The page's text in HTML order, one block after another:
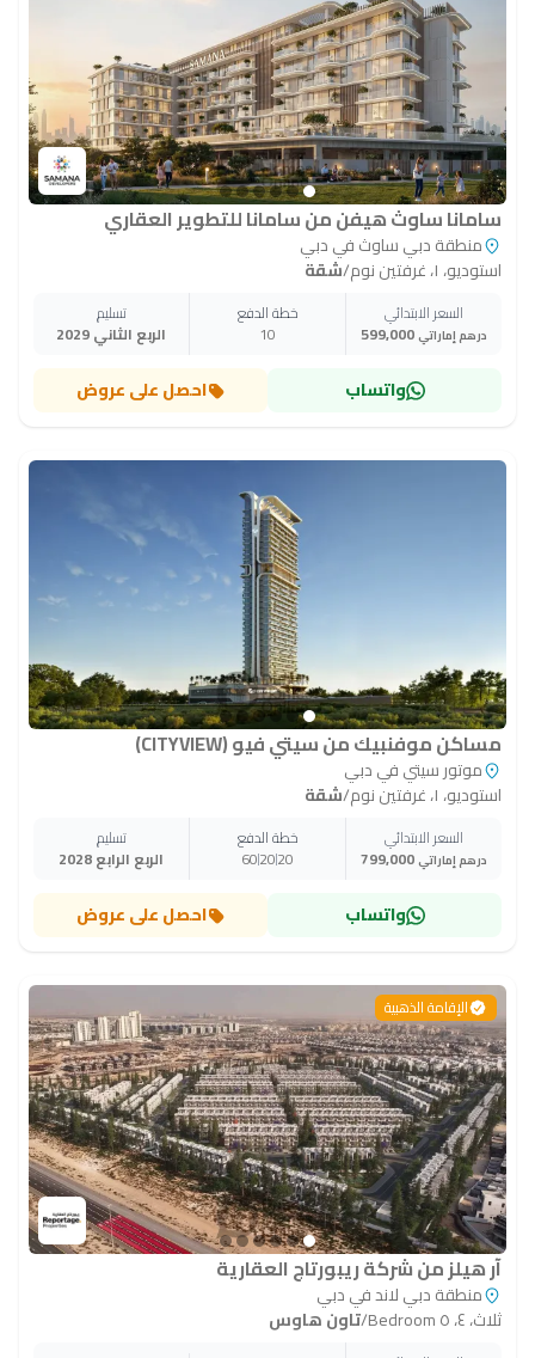
سامانا ساوث هيفن من سامانا للتطوير العقاري
منطقة دبي ساوث في دبي
استوديو، ١، غرفتين نوم
/شقة
السعر الابتدائي
599,000درهم إماراتي
خطة الدفع
10
تسليم
الربع الثاني 2029
واتساب احصل على عروض
مساكن موفنبيك من سيتي فيو (CITYVIEW)
موتور سيتي في دبي
استوديو، ١، غرفتين نوم
/شقة
السعر الابتدائي
799,000درهم إماراتي
خطة الدفع
20
20
60
تسليم
الربع الرابع 2028
واتساب احصل على عروض
الإقامة الذهبية
آر هيلز من شركة ريبورتاج العقارية
منطقة دبي لاند في دبي
ثلاث، ٤، ٥ Bedroom
/تاون هاوس